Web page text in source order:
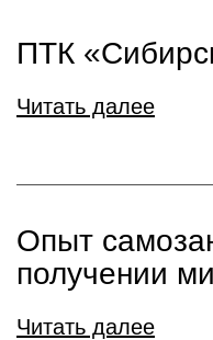
ПТК
Читать далее
Опыт
получении
Читать далее